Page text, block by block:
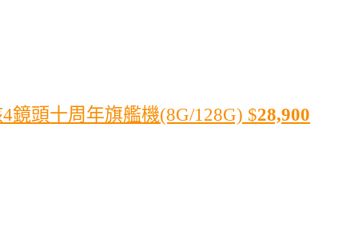
鏡頭十周年旗艦機(8G/128G) $28,900